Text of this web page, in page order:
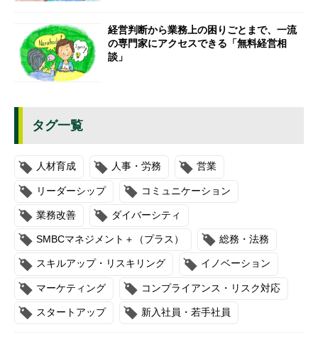
経営判断から業務上の困りごとまで、一流
の専門家にアクセスできる「無料経営相
談」
タグ一覧
人材育成 人事・労務 営業
リーダーシップ コミュニケーション
業務改善 ダイバーシティ
SMBCマネジメント＋（プラス） 総務・法務
スキルアップ・リスキリング イノベーション
マーケティング コンプライアンス・リスク対応
スタートアップ 新入社員・若手社員